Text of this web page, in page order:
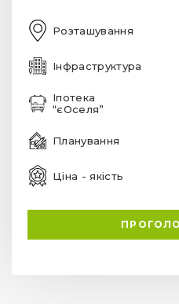
Розташування
Інфраструктура
Іпотека
“єОселя”
Планування
Ціна - якість